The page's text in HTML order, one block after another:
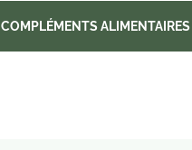
COMPLÉMENTS ALIMENTAIRES